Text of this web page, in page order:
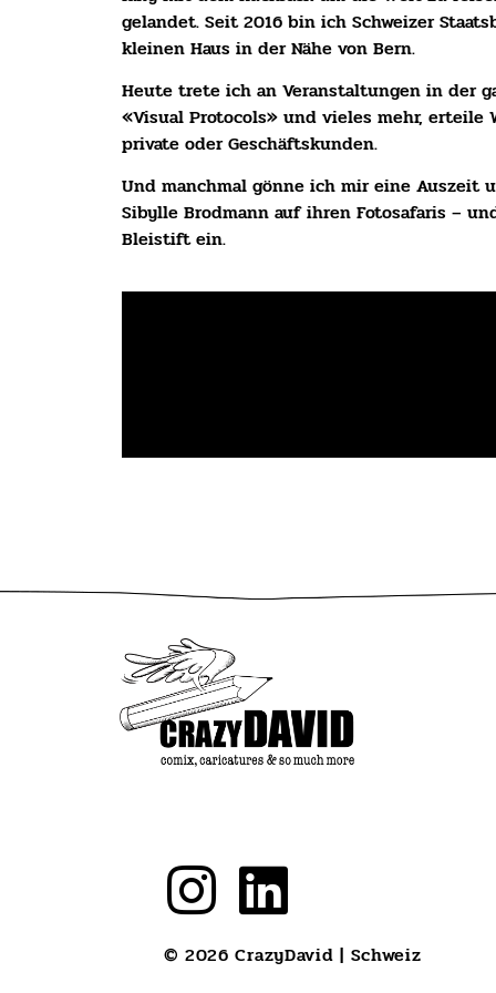
gelandet. Seit 2016 bin ich Schweizer
kleinen Haus in der Nähe von Bern.
Heute trete ich an Veranstaltungen in der
«Visual Protocols» und vieles mehr, erteile
private oder Geschäftskunden.
Und manchmal gönne ich mir eine Auszeit
Sibylle Brodmann auf ihren Fotosafaris –
Bleistift ein.
© 2026 CrazyDavid | Schweiz